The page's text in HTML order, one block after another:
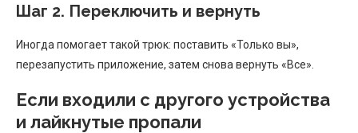
Шаг 2. Переключить и вернуть
Иногда помогает такой трюк: поставить «Только вы»,
перезапустить приложение, затем снова вернуть «Все».
Если входили с другого устройства
и лайкнутые пропали